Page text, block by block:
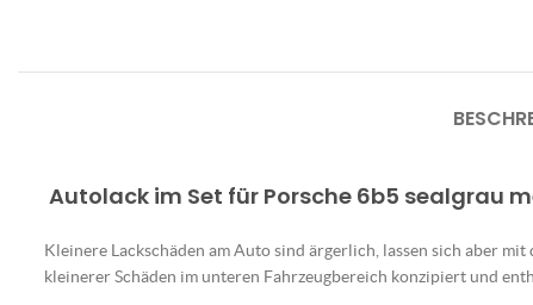
Autolack im Set für Porsche 6b5 sealgrau
Kleinere Lackschäden am Auto sind ärgerlich, lassen sich aber mit
kleinerer Schäden im unteren Fahrzeugbereich konzipiert und